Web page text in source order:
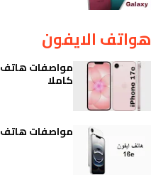
هواتف الايفون
كاملا
مواصفات هاتف iPhone 16e